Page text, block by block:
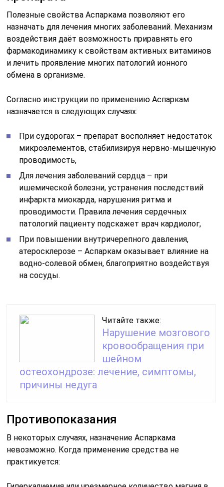
Полезные свойства Аспаркама позволяют его
назначать для лечения многих заболеваний. Механизм
воздействия даёт возможность приравнять его
фармакодинамику к свойствам активных витаминов
и лечить проявление многих патологий ионного
обмена в организме.
Согласно инструкции по применению Аспаркам
назначается в следующих случаях:
При судорогах – препарат восполняет недостаток
микроэлементов, стабилизируя нервно-мышечную
проводимость,
Для лечения заболеваний сердца – при
ишемической болезни, устранения последствий
инфаркта миокарда, нарушения ритма и
проводимости. Правила лечения сердечных
патологий пациенту подскажет врач кардиолог,
При повышении внутричерепного давления,
атеросклерозе – Аспаркам оказывает влияние на
водно-солевой обмен, благоприятно воздействуя
на сосуды.
Читайте также:
Нарушение мозгового
кровообращения при
шейном
остеохондрозе: лечение, симптомы,
причины недуга
Противопоказания
В некоторых случаях, назначение Аспаркама
невозможно. Когда применение средства не
практикуется: